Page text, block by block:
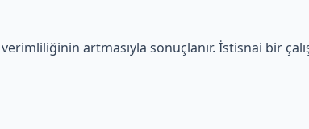
artmasıyla sonuçlanır. İstisnai bir